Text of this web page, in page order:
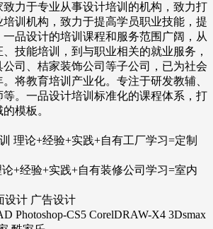
力于专业从事设计培训的机构，致力打
训机构，致力于提高学员职业技能，提
品设计的培训课程和服务范围广阔，从
技能培训，到与职业相关的就业服务，
司、桔家装饰公司等子公司，已为社会
将教育培训产业化。专注于研发教辅、
。一品设计培训标准化的课程体系，打
模板。
理论+经验+实践+自有工厂学习=定制
+经验+实践+自有装修公司学习=室内
设计 广告设计
Photoshop-CS5 CorelDRAW-X4 3Dsmax